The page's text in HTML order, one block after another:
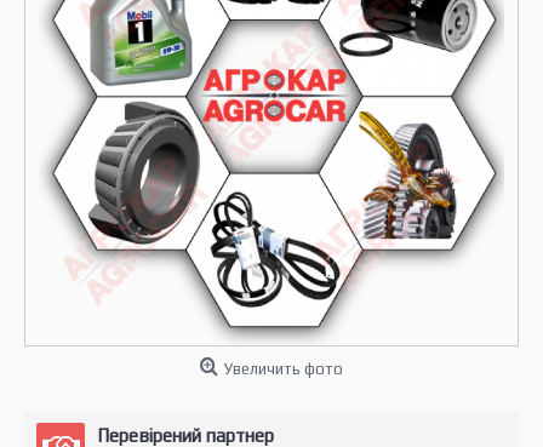
Увеличить фото
Перевірений партнер